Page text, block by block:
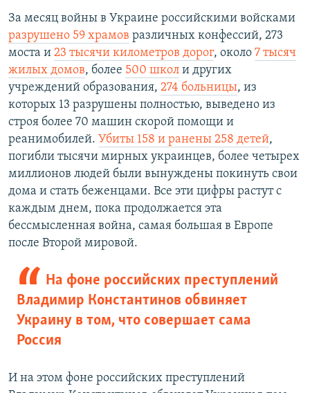
За месяц войны в Украине российскими войсками
разрушено 59 храмов различных конфессий, 273
моста и 23 тысячи километров дорог, около 7 тысяч
жилых домов, более 500 школ и других
учреждений образования, 274 больницы, из
которых 13 разрушены полностью, выведено из
строя более 70 машин скорой помощи и
реанимобилей. Убиты 158 и ранены 258 детей,
погибли тысячи мирных украинцев, более четырех
миллионов людей были вынуждены покинуть свои
дома и стать беженцами. Все эти цифры растут с
каждым днем, пока продолжается эта
бессмысленная война, самая большая в Европе
после Второй мировой.
На фоне российских преступлений
Владимир Константинов обвиняет
Украину в том, что совершает сама
Россия
И на этом фоне российских преступлений